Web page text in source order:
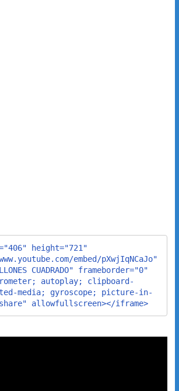
height="721"
embed/pXwjIqNCaJo"
CUADRADO" frameborder="0"
autoplay; clipboard-
media; gyroscope; picture-in-
allowfullscreen></iframe>